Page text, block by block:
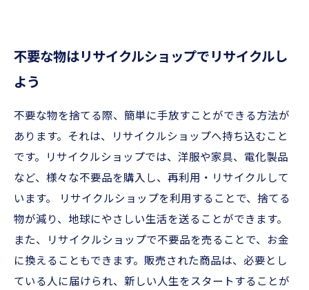
不要な物はリサイクルショップでリサイクルし
よう
不要な物を捨てる際、簡単に手放すことができる方法が
あります。それは、リサイクルショップへ持ち込むこと
です。リサイクルショップでは、洋服や家具、電化製品
など、様々な不要品を購入し、再利用・リサイクルして
います。 リサイクルショップを利用することで、捨てる
物が減り、地球にやさしい生活を送ることができます。
また、リサイクルショップで不要品を売ることで、お金
に換えることもできます。販売された商品は、必要とし
ている人に届けられ、新しい人生をスタートすることが